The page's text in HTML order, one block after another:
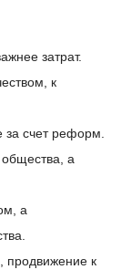
затрат.
к
за счет реформ.
общества, а
а
продвижение к